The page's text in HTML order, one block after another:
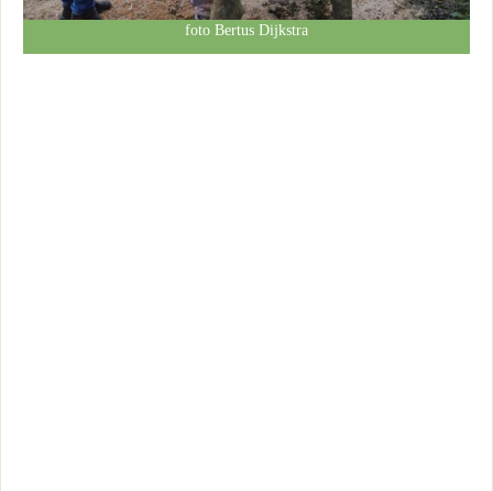
foto Bertus Dijkstra